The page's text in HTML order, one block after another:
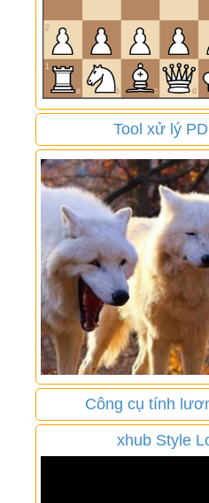
Tool xử lý
Công cụ tính
xhub Style